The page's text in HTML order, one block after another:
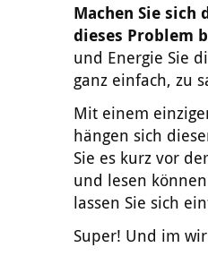
Machen Sie sich
dieses Problem
und Energie Sie
ganz einfach, zu
Mit einem
hängen sich
Sie es kurz vor
und lesen
lassen Sie sich
Super! Und im